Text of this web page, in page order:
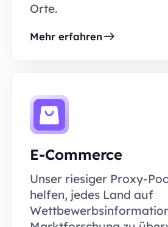
Orte.
Mehr erfahren
E-Commerce
Unser riesiger Proxy-
helfen, jedes Land auf